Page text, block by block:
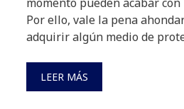
momento pueden acabar
Por ello, vale la pena
adquirir algún medio de
LEER MÁS